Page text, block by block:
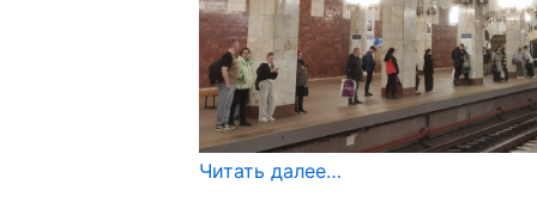
Читать далее…